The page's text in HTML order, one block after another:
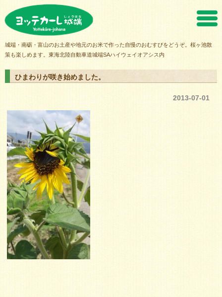
城端・南砺・富山のお土産や地元のお米で作った自慢のおむすびをどうぞ。桜ヶ池散
策も楽しめます。東海北陸自動車道城端SAハイウェイオアシス内
ひまわりが咲き始めました。
2013-07-01